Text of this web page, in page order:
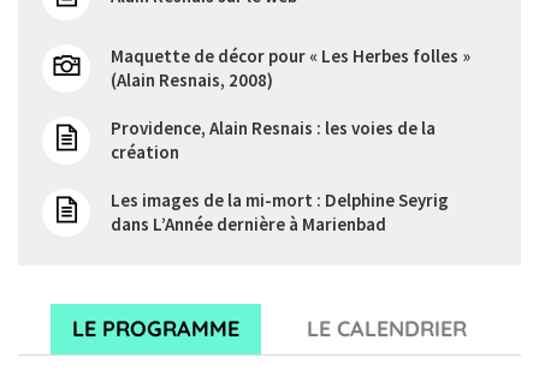
Maquette de décor pour « Les Herbes folles »
(Alain Resnais, 2008)
Providence, Alain Resnais : les voies de la
création
Les images de la mi-mort : Delphine Seyrig
dans L’Année dernière à Marienbad
Un metteur en scène et son décorateur : le
LE PROGRAMME LE CALENDRIER